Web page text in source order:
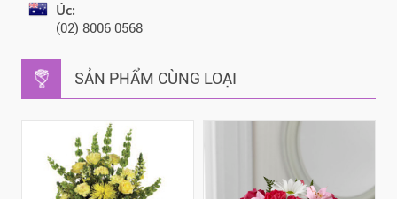
Úc:
(02) 8006 0568
SẢN PHẨM CÙNG LOẠI